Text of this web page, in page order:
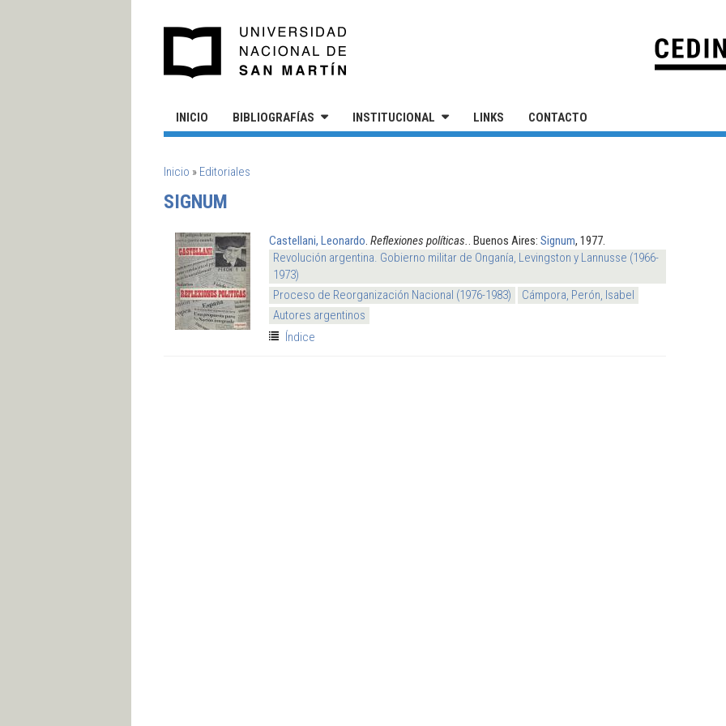
INICIO BIBLIOGRAFÍAS INSTITUCIONAL LINKS CONTACTO
SE ENCUENTRA USTED AQUÍ
Inicio » Editoriales
SIGNUM
Castellani, Leonardo Reflexiones políticas. . Buenos Aires: Signum, 1977.
Revolución argentina. Gobierno militar de Onganía, Levingston y Lannusse (1966-
1973)
Proceso de Reorganización Nacional (1976-1983)
Cámpora, Perón, Isabel
Autores argentinos
Índice